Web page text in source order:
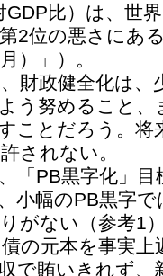
GDP比）は、世
2位の悪さにあ
）」）。
財政健全化は、
う努めること、
ことだろう。将
されない。
「PB黒字化」目
小幅のPB黒字
がない（参考1
の元本を事実上
で賄いきれず、